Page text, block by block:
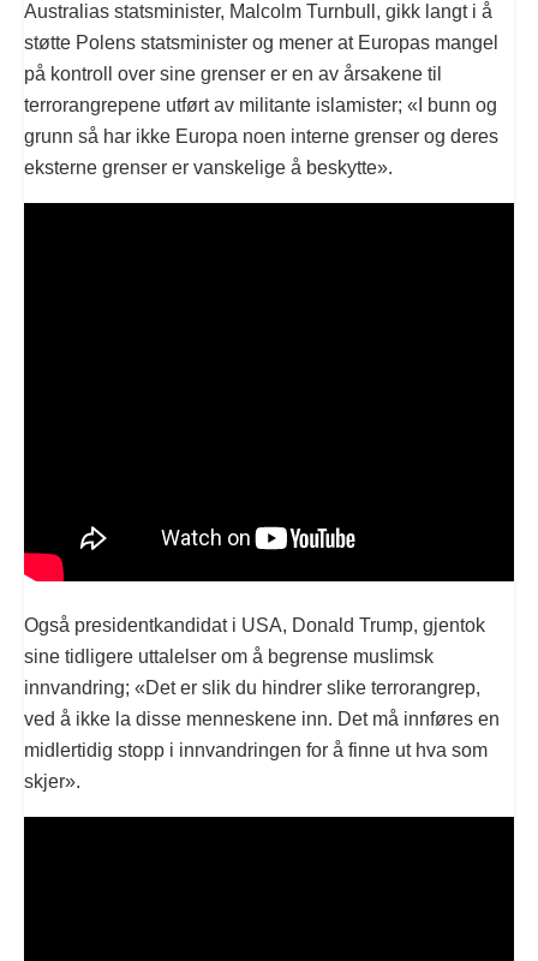
Australias statsminister, Malcolm Turnbull, gikk langt i å
støtte Polens statsminister og mener at Europas mangel
på kontroll over sine grenser er en av årsakene til
terrorangrepene utført av militante islamister; «I bunn og
grunn så har ikke Europa noen interne grenser og deres
eksterne grenser er vanskelige å beskytte».
Også presidentkandidat i USA, Donald Trump, gjentok
sine tidligere uttalelser om å begrense muslimsk
innvandring; «Det er slik du hindrer slike terrorangrep,
ved å ikke la disse menneskene inn. Det må innføres en
midlertidig stopp i innvandringen for å finne ut hva som
skjer».